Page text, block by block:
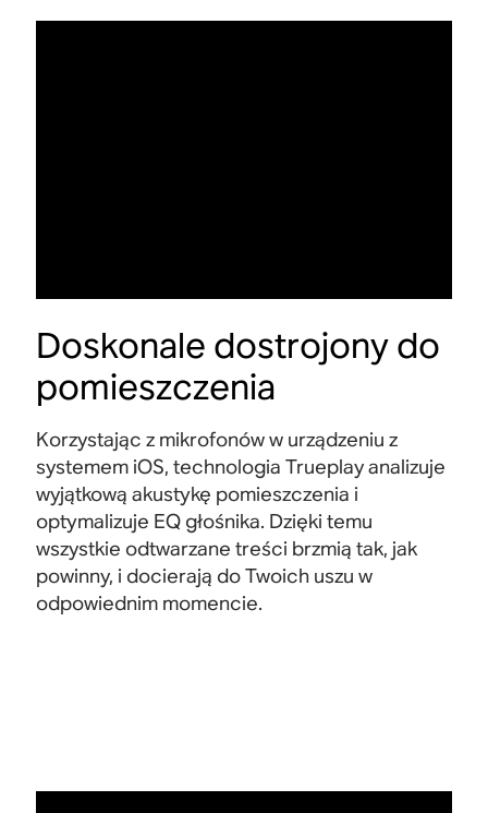
Doskonale dostrojony do
pomieszczenia
Korzystając z mikrofonów w urządzeniu z
systemem iOS, technologia Trueplay analizuje
wyjątkową akustykę pomieszczenia i
optymalizuje EQ głośnika. Dzięki temu
wszystkie odtwarzane treści brzmią tak, jak
powinny, i docierają do Twoich uszu w
odpowiednim momencie.